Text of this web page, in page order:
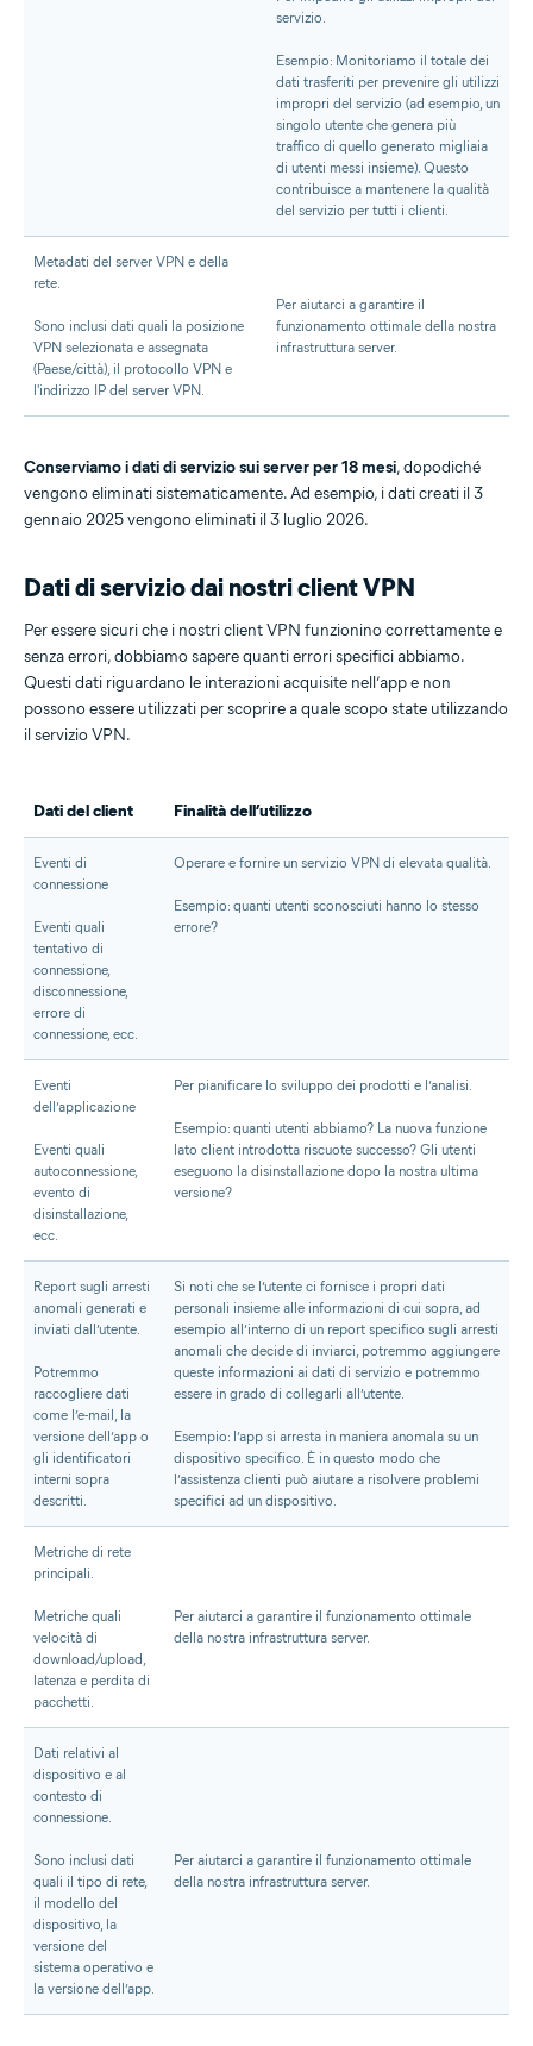
servizio.
Esempio: Monitoriamo il totale dei
dati trasferiti per prevenire gli utilizzi
impropri del servizio (ad esempio, un
singolo utente che genera più
traffico di quello generato migliaia
di utenti messi insieme). Questo
contribuisce a mantenere la qualità
del servizio per tutti i clienti.
Metadati del server VPN e della
rete.
Sono inclusi dati quali la posizione
VPN selezionata e assegnata
(Paese/città), il protocollo VPN e
l'indirizzo IP del server VPN.
Per aiutarci a garantire il
funzionamento ottimale della nostra
infrastruttura server.
Conserviamo i dati di servizio sui server per 18 mesi, dopodiché
vengono eliminati sistematicamente. Ad esempio, i dati creati il 3
gennaio 2025 vengono eliminati il 3 luglio 2026.
Dati di servizio dai nostri client VPN
Per essere sicuri che i nostri client VPN funzionino correttamente e
senza errori, dobbiamo sapere quanti errori specifici abbiamo.
Questi dati riguardano le interazioni acquisite nell’app e non
possono essere utilizzati per scoprire a quale scopo state utilizzando
il servizio VPN.
Dati del client Finalità dell’utilizzo
Eventi di
connessione
Eventi quali
tentativo di
connessione,
disconnessione,
errore di
connessione, ecc.
Operare e fornire un servizio VPN di elevata qualità.
Esempio: quanti utenti sconosciuti hanno lo stesso
errore?
Eventi
dell’applicazione
Eventi quali
autoconnessione,
evento di
disinstallazione,
ecc.
Per pianificare lo sviluppo dei prodotti e l’analisi.
Esempio: quanti utenti abbiamo? La nuova funzione
lato client introdotta riscuote successo? Gli utenti
eseguono la disinstallazione dopo la nostra ultima
versione?
Report sugli arresti
anomali generati e
inviati dall’utente.
Potremmo
raccogliere dati
come l’e-mail, la
versione dell’app o
gli identificatori
interni sopra
descritti.
Si noti che se l’utente ci fornisce i propri dati
personali insieme alle informazioni di cui sopra, ad
esempio all’interno di un report specifico sugli arresti
anomali che decide di inviarci, potremmo aggiungere
queste informazioni ai dati di servizio e potremmo
essere in grado di collegarli all’utente.
Esempio: l’app si arresta in maniera anomala su un
dispositivo specifico. È in questo modo che
l’assistenza clienti può aiutare a risolvere problemi
specifici ad un dispositivo.
Metriche di rete
principali.
Metriche quali
velocità di
download/upload,
latenza e perdita di
pacchetti.
Per aiutarci a garantire il funzionamento ottimale
della nostra infrastruttura server.
Dati relativi al
dispositivo e al
contesto di
connessione.
Sono inclusi dati
quali il tipo di rete,
il modello del
dispositivo, la
versione del
sistema operativo e
la versione dell’app.
Per aiutarci a garantire il funzionamento ottimale
della nostra infrastruttura server.